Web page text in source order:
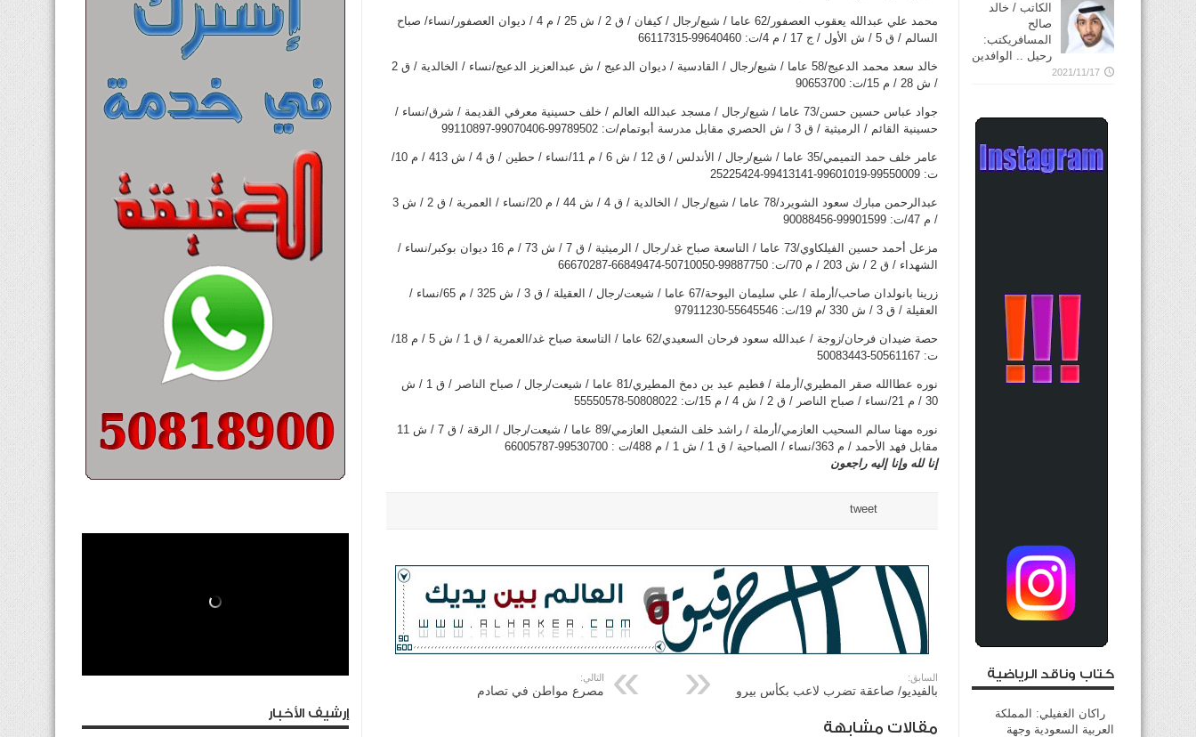
محمد علي عبدالله يعقوب العصفور/62 عاما / شيع/رجال / كيفان / ق 2 / ش 25 / م 4 / ديوان العصفور/نساء/ صباح
السالم / ق 5 / ش الأول / ج 17 / م 4/ت: 99640460-66117315
خالد سعد محمد الدعيج/58 عاما / شيع/رجال / القادسية / ديوان الدعيج / ش عبدالعزيز الدعيج/نساء / الخالدية / ق 2
/ ش 28 / م 15/ت: 90653700
جواد عباس حسين حسن/73 عاما / شيع/رجال / مسجد عبدالله العالم / خلف حسينية معرفي القديمة / شرق/نساء /
حسينية القائم / الرميثية / ق 3 / ش الحصري مقابل مدرسة أبوتمام/ت: 99789502-99070406-99110897
عامر خلف حمد التميمي/35 عاما / شيع/رجال / الأندلس / ق 12 / ش 6 / م 11/نساء / حطين / ق 4 / ش 413 / م 10/
ت: 99550009-99601019-99413141-25225424
عبدالرحمن مبارك سعود الشويرد/78 عاما / شيع/رجال / الخالدية / ق 4 / ش 44 / م 20/نساء / العمرية / ق 2 / ش 3
/ م 47/ت: 99901599-90088456
مزعل أحمد حسين الفيلكاوي/73 عاما / التاسعة صباح غد/رجال / الرميثية / ق 7 / ش 73 / م 16 ديوان بوكبر/نساء /
الشهداء / ق 2 / ش 203 / م 70/ت: 99887750-50710050-66849474-66670287
زرينا بانولدان صاحب/أرملة / علي سليمان اليوحة/67 عاما / شيعت/رجال / العقيلة / ق 3 / ش 325 / م 65/نساء /
العقيلة / ق 3 / ش 330 /م 19/ت: 55645546-97911230
حصة ضيدان فرحان/زوجة / عبدالله سعود فرحان السعيدي/62 عاما / التاسعة صباح غد/العمرية / ق 1 / ش 5 / م 18/
ت: 50561167-50083443
نوره عطاالله صقر المطيري/أرملة / فطيم عيد بن دمخ المطيري/81 عاما / شيعت/رجال / صباح الناصر / ق 1 / ش
30 / م 21/نساء / صباح الناصر / ق 2 / ش 4 / م 15/ت: 50808022-55550578
نوره مهنا سالم السحيب العازمي/أرملة / راشد خلف الشعيل العازمي/89 عاما / شيعت/رجال / الرقة / ق 7 / ش 11
مقابل فهد الأحمد / م 363/نساء / الصباحية / ق 1 / ش 1 / م 488/ت : 99530700-66005787
إنا لله وإنا إليه راجعون
tweet
السابق:
بالفيديو/ صاعقة تضرب لاعب بكأس بيرو
التالي:
مصرع مواطن في تصادم
مقالات مشابهة
الكاتب / خالد
صالح
المسافريكتب:
رحيل .. الوافدين
2021/11/17
كتاب وناقد الرياضية
راكان الغفيلي: المملكة
العربية السعودية وجهة
إرشيف الأخبار